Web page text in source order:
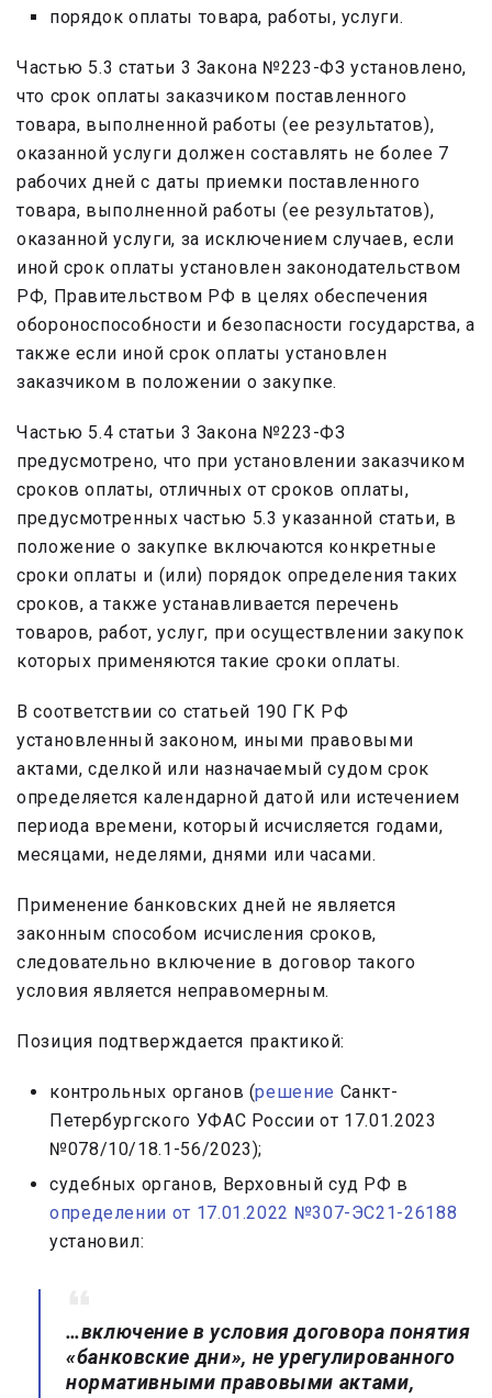
порядок оплаты товара, работы, услуги.
Частью 5.3 статьи 3 Закона №223-ФЗ установлено,
что срок оплаты заказчиком поставленного
товара, выполненной работы (ее результатов),
оказанной услуги должен составлять не более 7
рабочих дней с даты приемки поставленного
товара, выполненной работы (ее результатов),
оказанной услуги, за исключением случаев, если
иной срок оплаты установлен законодательством
РФ, Правительством РФ в целях обеспечения
обороноспособности и безопасности государства, а
также если иной срок оплаты установлен
заказчиком в положении о закупке.
Частью 5.4 статьи 3 Закона №223-ФЗ
предусмотрено, что при установлении заказчиком
сроков оплаты, отличных от сроков оплаты,
предусмотренных частью 5.3 указанной статьи, в
положение о закупке включаются конкретные
сроки оплаты и (или) порядок определения таких
сроков, а также устанавливается перечень
товаров, работ, услуг, при осуществлении закупок
которых применяются такие сроки оплаты.
В соответствии со статьей 190 ГК РФ
установленный законом, иными правовыми
актами, сделкой или назначаемый судом срок
определяется календарной датой или истечением
периода времени, который исчисляется годами,
месяцами, неделями, днями или часами.
Применение банковских дней не является
законным способом исчисления сроков,
следовательно включение в договор такого
условия является неправомерным.
Позиция подтверждается практикой:
контрольных органов (решение Санкт-
Петербургского УФАС России от 17.01.2023
№078/10/18.1-56/2023);
судебных органов, Верховный суд РФ в
определении от 17.01.2022 №307-ЭС21-26188
установил:
…включение в условия договора понятия
«банковские дни», не урегулированного
нормативными правовыми актами,